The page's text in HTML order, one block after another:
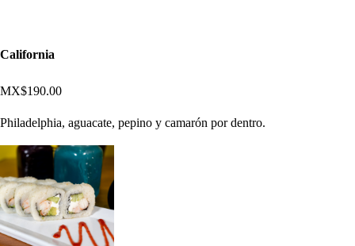
California
MX$190.00
Philadelphia, aguacate, pepino y camarón por dentro.